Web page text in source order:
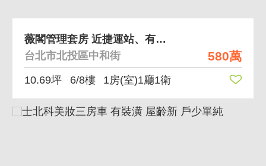
580萬
薇閣管理套房 近捷運站、有管理
台北市北投區中和街
10.69坪 6/8樓 1房(室)1廳1衛